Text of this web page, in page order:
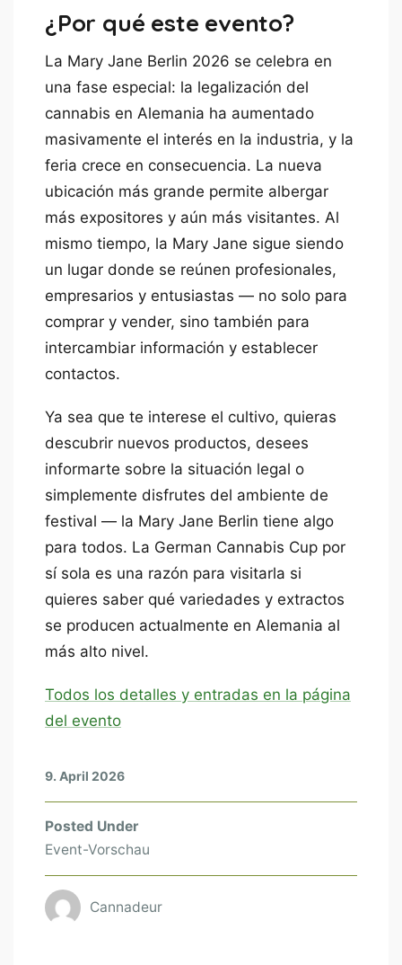
¿Por qué este evento?
La Mary Jane Berlin 2026 se celebra en
una fase especial: la legalización del
cannabis en Alemania ha aumentado
masivamente el interés en la industria, y la
feria crece en consecuencia. La nueva
ubicación más grande permite albergar
más expositores y aún más visitantes. Al
mismo tiempo, la Mary Jane sigue siendo
un lugar donde se reúnen profesionales,
empresarios y entusiastas — no solo para
comprar y vender, sino también para
intercambiar información y establecer
contactos.
Ya sea que te interese el cultivo, quieras
descubrir nuevos productos, desees
informarte sobre la situación legal o
simplemente disfrutes del ambiente de
festival — la Mary Jane Berlin tiene algo
para todos. La German Cannabis Cup por
sí sola es una razón para visitarla si
quieres saber qué variedades y extractos
se producen actualmente en Alemania al
más alto nivel.
Todos los detalles y entradas en la página
del evento
9. April 2026
Posted Under
Event-Vorschau
Cannadeur